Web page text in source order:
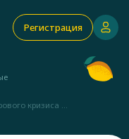
Регистрация
кризиса ...